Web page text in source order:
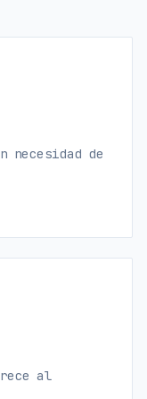
necesidad de
al